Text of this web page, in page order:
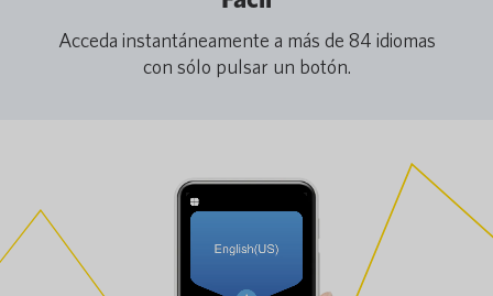
Acceda instantáneamente a más de 84 idiomas
con sólo pulsar un botón.